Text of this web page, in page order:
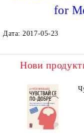
for
Дата: 2017-05-23
Нови